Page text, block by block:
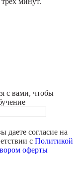
с вами, чтобы
даете согласие на
с Политикой
оферты